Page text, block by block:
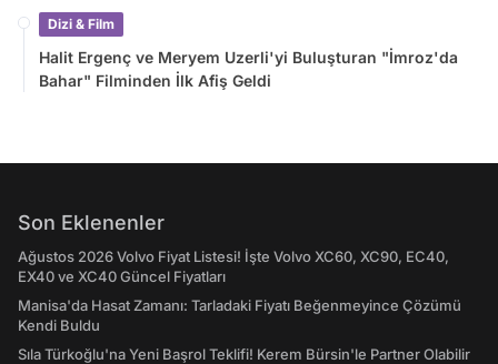
Dizi & Film
Halit Ergenç ve Meryem Uzerli'yi Buluşturan "İmroz'da
Bahar" Filminden İlk Afiş Geldi
Son Eklenenler
Ağustos 2026 Volvo Fiyat Listesi! İşte Volvo XC60, XC90, EC40,
EX40 ve XC40 Güncel Fiyatları
Manisa'da Hasat Zamanı: Tarladaki Fiyatı Beğenmeyince Çözümü
Kendi Buldu
Sıla Türkoğlu'na Yeni Başrol Teklifi! Kerem Bürsin'le Partner Olabilir